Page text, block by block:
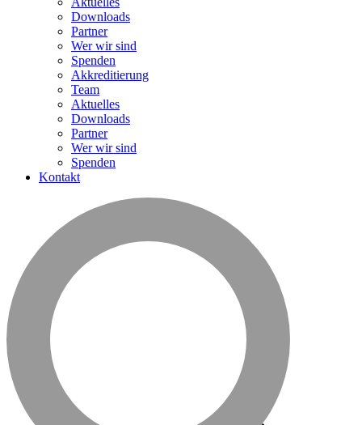
Downloads
Partner
Wer wir sind
Spenden
Akkreditierung
Team
Aktuelles
Downloads
Partner
Wer wir sind
Spenden
Kontakt